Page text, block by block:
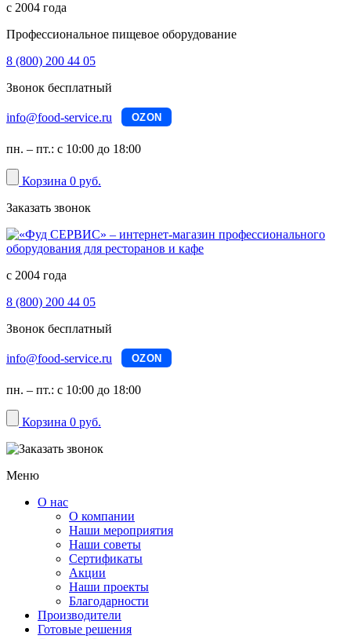
с 2004 года
Профессиональное пищевое оборудование
8 (800) 200 44 05
Звонок бесплатный
info@food-service.ru OZON
пн. – пт.: с 10:00 до 18:00
Корзина 0 руб.
Заказать звонок
с 2004 года
8 (800) 200 44 05
Звонок бесплатный
info@food-service.ru OZON
пн. – пт.: с 10:00 до 18:00
Корзина 0 руб.
Меню
О нас
О компании
Наши мероприятия
Наши советы
Сертификаты
Акции
Наши проекты
Благодарности
Производители
Готовые решения